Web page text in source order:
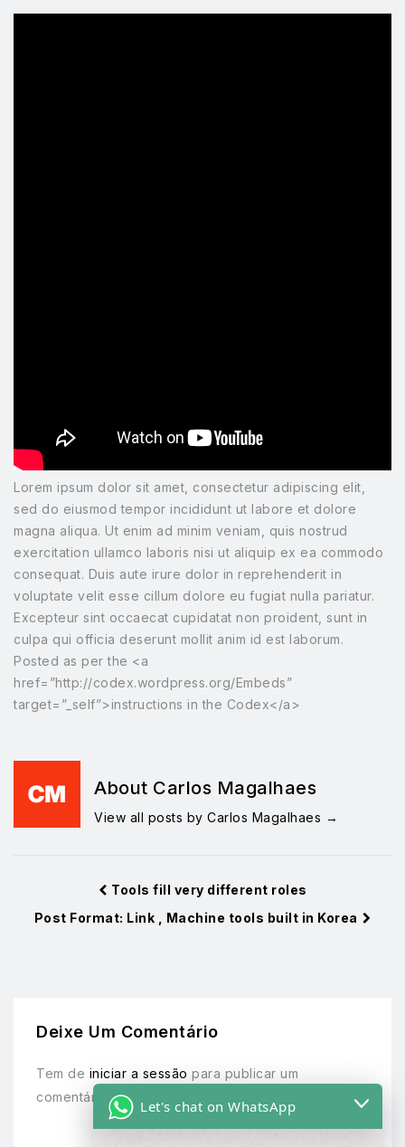
Lorem ipsum dolor sit amet, consectetur adipiscing elit,
sed do eiusmod tempor incididunt ut labore et dolore
magna aliqua. Ut enim ad minim veniam, quis nostrud
exercitation ullamco laboris nisi ut aliquip ex ea commodo
consequat. Duis aute irure dolor in reprehenderit in
voluptate velit esse cillum dolore eu fugiat nulla pariatur.
Excepteur sint occaecat cupidatat non proident, sunt in
culpa qui officia deserunt mollit anim id est laborum.
Posted as per the <a
href=”http://codex.wordpress.org/Embeds”
target=”_self”>instructions in the Codex</a>
About Carlos Magalhaes
View all posts by Carlos Magalhaes →
Tools fill very different roles
Post Format: Link , Machine tools built in Korea
Deixe Um Comentário
Tem de iniciar a sessão para publicar um
comentário.
Let's chat on WhatsApp